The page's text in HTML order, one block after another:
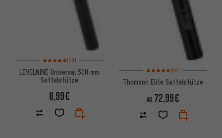
Bewertungen: 5 von 5 basierend auf 10 Bewertungen
(10)
LEVELNINE Universal 500 mm
Sattelstütze
8,99€
Bewertungen: 5 von 5
(44)
Thomson Elite Sattelstütze
AB 72,99€